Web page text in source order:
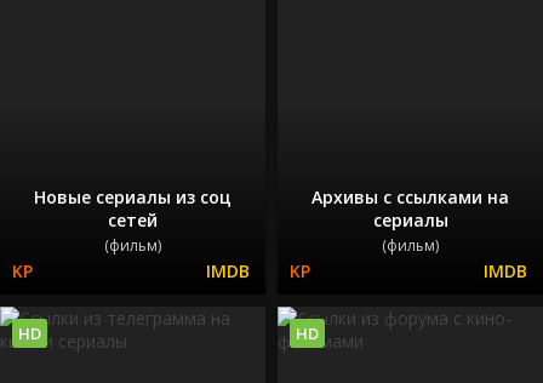
Новые сериалы из соц
сетей
(фильм)
Архивы с ссылками на
сериалы
(фильм)
HD HD